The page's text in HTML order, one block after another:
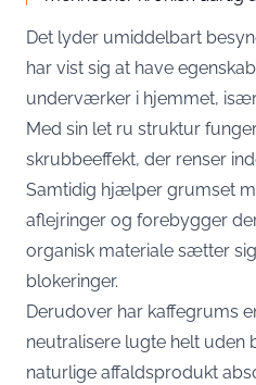
Det lyder umiddelbart
har vist sig at have
underværker i hjemmet,
Med sin let ru struktur
skrubbeeffekt, der renser
Samtidig hjælper grumset
aflejringer og forebygger
organisk materiale sætter
blokeringer.
Derudover har kaffegrums
neutralisere lugte helt uden
naturlige affaldsprodukt